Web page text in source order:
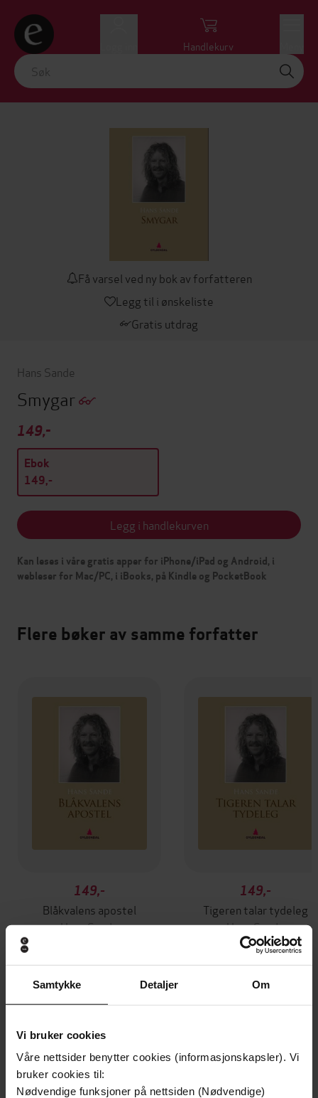
Samtykke Detaljer Om
Vi bruker cookies
Våre nettsider benytter cookies (informasjonskapsler). Vi
bruker cookies til:
Nødvendige funksjoner på nettsiden (Nødvendige)
Handlekurv
Få varsel ved ny bok av forfatteren
Legg til i ønskeliste
Gratis utdrag
Hans Sande
Smygar
149,-
Ebok
149,-
Legg i handlekurven
Kan leses i våre gratis apper for iPhone/iPad og Android, i
webleser for Mac/PC, i iBooks, på Kindle og PocketBook
Flere bøker av samme forfatter
149,-
Blåkvalens apostel
Hans Sande
149,-
Tigeren talar tydeleg
Hans Sande
EBOK
Premium
Vinner av Rivertonprisen
Premium